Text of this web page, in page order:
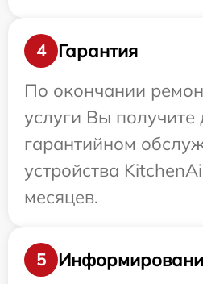
4
Гарантия
По окончании
услуги Вы получите
гарантийном
устройства
месяцев.
5